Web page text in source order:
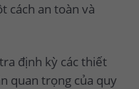
cách an toàn và
định kỳ các thiết
quan trọng của quy